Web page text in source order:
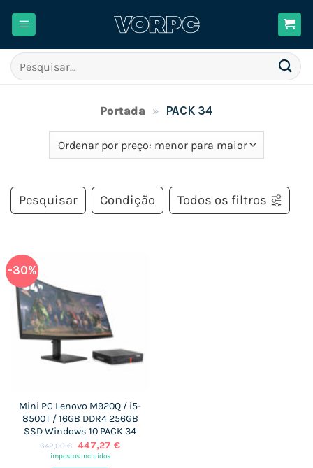
Pesquisar
por:
Portada » PACK 34
Pesquisar Condição Todos os filtros
-30%
Mini PC Lenovo M920Q / i5-
8500T / 16GB DDR4 256GB
SSD Windows 10 PACK 34
642,00€ O
preço
447,27 €O
impostos incluídos